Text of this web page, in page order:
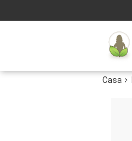
Casa